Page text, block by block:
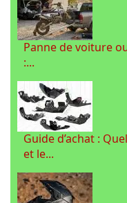
Panne de voiture
:...
Guide d’achat :
et le...